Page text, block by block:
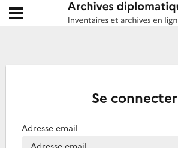
Archives diplomatiques
Ouvrir le menu déroulant
Se connecter
Adresse email